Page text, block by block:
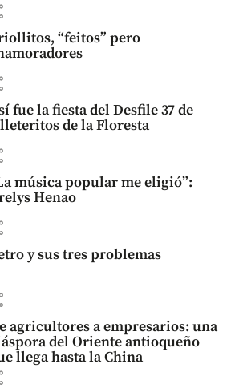
“feitos” pero
fue la fiesta del Desfile 37 de
de la Floresta
música popular me eligió”:
Henao
y sus tres problemas
agricultores a empresarios: una
del Oriente antioqueño
llega hasta la China